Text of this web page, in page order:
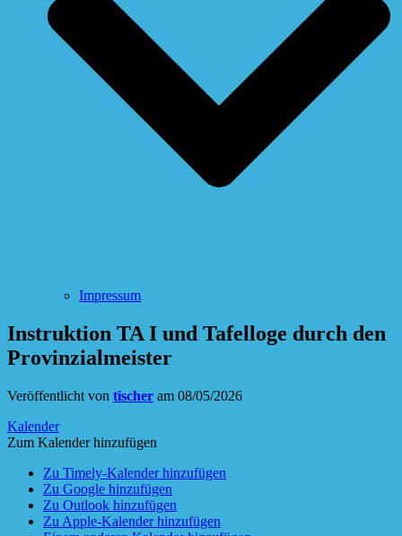
Impressum
Instruktion TA I und Tafelloge durch den
Provinzialmeister
Veröffentlicht von tischer am 08/05/2026
Kalender
Zum Kalender hinzufügen
Zu Timely-Kalender hinzufügen
Zu Google hinzufügen
Zu Outlook hinzufügen
Zu Apple-Kalender hinzufügen